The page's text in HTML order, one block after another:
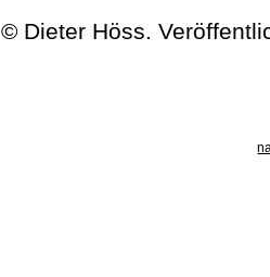
© Dieter Höss.